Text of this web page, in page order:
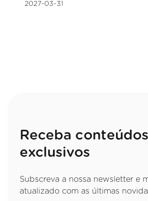
2027-03-31
Receba conteúdos
exclusivos
Subscreva a nossa newsletter e
atualizado com as últimas